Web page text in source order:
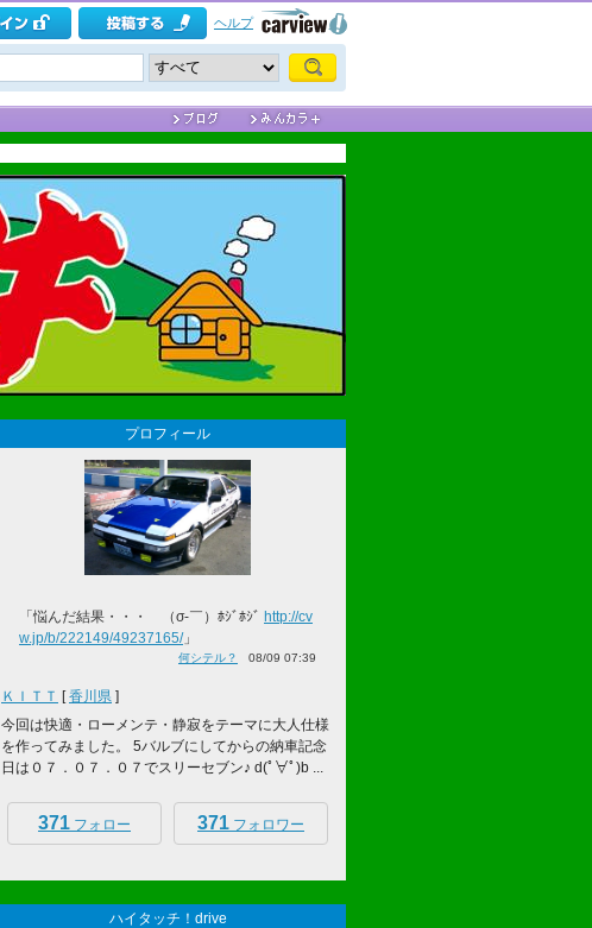
ヘルプ
プロフィール
「悩んだ結果・・・ （σ‐￣）ﾎｼﾞﾎｼﾞ http://cv
w.jp/b/222149/49237165/」
何シテル？ 08/09 07:39
ＫＩＴＴ [香川県 ]
今回は快適・ローメンテ・静寂をテーマに大人仕様
を作ってみました。 5バルブにしてからの納車記念
日は０７．０７．０７でスリーセブン♪ d(ﾟ∀ﾟ)b ...
371 フォロー 371 フォロワー
ハイタッチ！drive